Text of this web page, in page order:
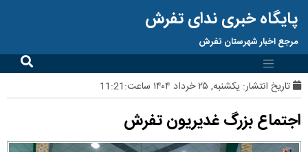
پایگاه خبری ندای تفرش
مرجع اخبار شهرستان تفرش
تاریخ انتشار: یکشنبه, ۲۵ خرداد ۱۴۰۴ ساعت:11:21
اجتماع بزرگ غدیریون تفرش